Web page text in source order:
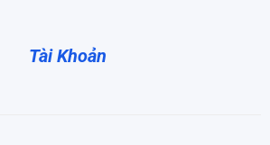
Tài Khoản